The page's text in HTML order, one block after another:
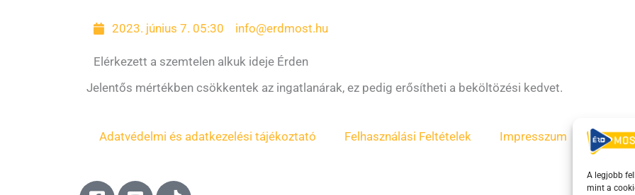
A legjobb
mint a
2023. június 7. 05:30 info@erdmost.hu
Elérkezett a szemtelen alkuk ideje Érden
Jelentős mértékben csökkentek az ingatlanárak, ez pedig erősítheti a beköltözési kedvet.
Adatvédelmi és adatkezelési tájékoztató Felhasználási Feltételek Impresszum ÁSZF
F Y T